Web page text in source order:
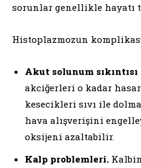
sorunlar genellikle hayatı
Histoplazmozun
Akut solunum
akciğerleri o kadar
kesecikleri sıvı ile
hava alışverişini
oksijeni azaltabilir.
Kalp problemleri.